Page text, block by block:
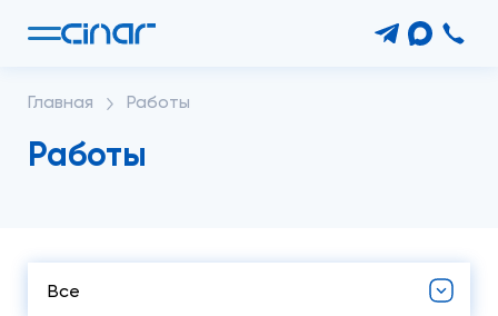
Главная Работы
Работы
Все